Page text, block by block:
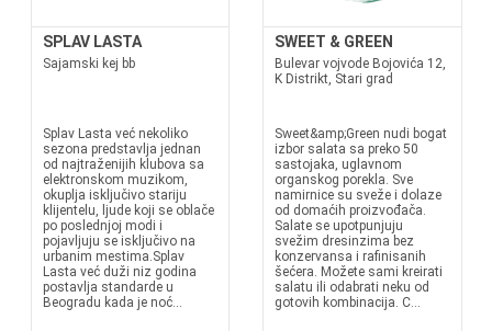
SPLAV LASTA
Sajamski kej bb
Splav Lasta već nekoliko
sezona predstavlja jednan
od najtraženijih klubova sa
elektronskom muzikom,
okuplja isključivo stariju
klijentelu, ljude koji se oblače
po poslednjoj modi i
pojavljuju se isključivo na
urbanim mestima.Splav
Lasta već duži niz godina
postavlja standarde u
Beogradu kada je noć...
SWEET & GREEN
Bulevar vojvode Bojovića 12,
K Distrikt, Stari grad
Sweet&amp;Green nudi bogat
izbor salata sa preko 50
sastojaka, uglavnom
organskog porekla. Sve
namirnice su sveže i dolaze
od domaćih proizvođača.
Salate se upotpunjuju
svežim dresinzima bez
konzervansa i rafinisanih
šećera. Možete sami kreirati
salatu ili odabrati neku od
gotovih kombinacija. C...